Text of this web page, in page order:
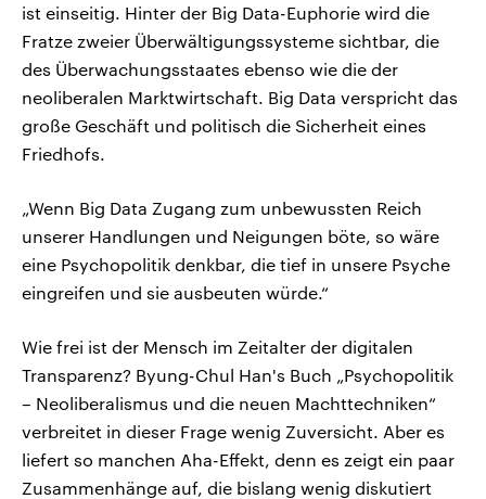
ist einseitig. Hinter der Big Data-Euphorie wird die
Fratze zweier Überwältigungssysteme sichtbar, die
des Überwachungsstaates ebenso wie die der
neoliberalen Marktwirtschaft. Big Data verspricht das
große Geschäft und politisch die Sicherheit eines
Friedhofs.
„Wenn Big Data Zugang zum unbewussten Reich
unserer Handlungen und Neigungen böte, so wäre
eine Psychopolitik denkbar, die tief in unsere Psyche
eingreifen und sie ausbeuten würde.“
Wie frei ist der Mensch im Zeitalter der digitalen
Transparenz? Byung-Chul Han's Buch „Psychopolitik
– Neoliberalismus und die neuen Machttechniken“
verbreitet in dieser Frage wenig Zuversicht. Aber es
liefert so manchen Aha-Effekt, denn es zeigt ein paar
Zusammenhänge auf, die bislang wenig diskutiert